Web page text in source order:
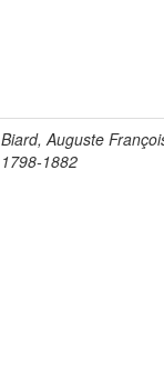
Biard, Auguste
1798-1882